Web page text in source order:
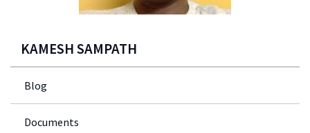
KAMESH SAMPATH
Blog
Documents